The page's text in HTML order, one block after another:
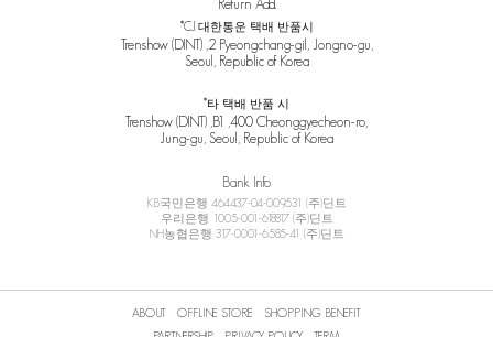
Return Add.
*CJ 대한통운 택배 반품시
Trenshow (DINT) ,2 Pyeongchang-gil, Jongno-gu,
Seoul, Republic of Korea
*타 택배 반품 시
Trenshow (DINT) ,B1 ,400 Cheonggyecheon-ro,
Jung-gu, Seoul, Republic of Korea
Bank Info
KB국민은행 464437-04-009531 (주)딘트
우리은행 1005-001-618817 (주)딘트
NH농협은행 317-0001-6585-41 (주)딘트
ABOUT OFFLINE STORE
SHOPPING BENEFIT